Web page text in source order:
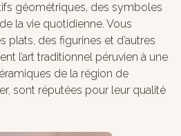
géométriques, des symboles
la vie quotidienne. Vous
plats, des figurines et d’autres
l’art traditionnel péruvien à une
de la région de
sont réputées pour leur qualité